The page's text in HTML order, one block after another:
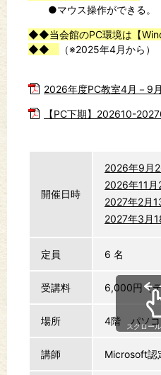
●マウス操作ができる。
◆◆当会館のPC環境は【
◆◆
（※2025年4月から）
2026年度PC教室4月－9
【PC下期】202610-
開催日時
2026年9月
2026年11
2027年2月
2027年3月
定員 6 名
受講料 6,000円（
場所 4階 パソコ
講師 Microsoft認
スクロー